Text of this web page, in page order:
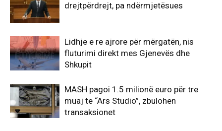
drejtpërdrejt, pa ndërmjetësues
Lidhje e re ajrore për mërgatën, nis
fluturimi direkt mes Gjenevës dhe
Shkupit
MASH pagoi 1.5 milionë euro për tre
muaj te “Ars Studio”, zbulohen
transaksionet